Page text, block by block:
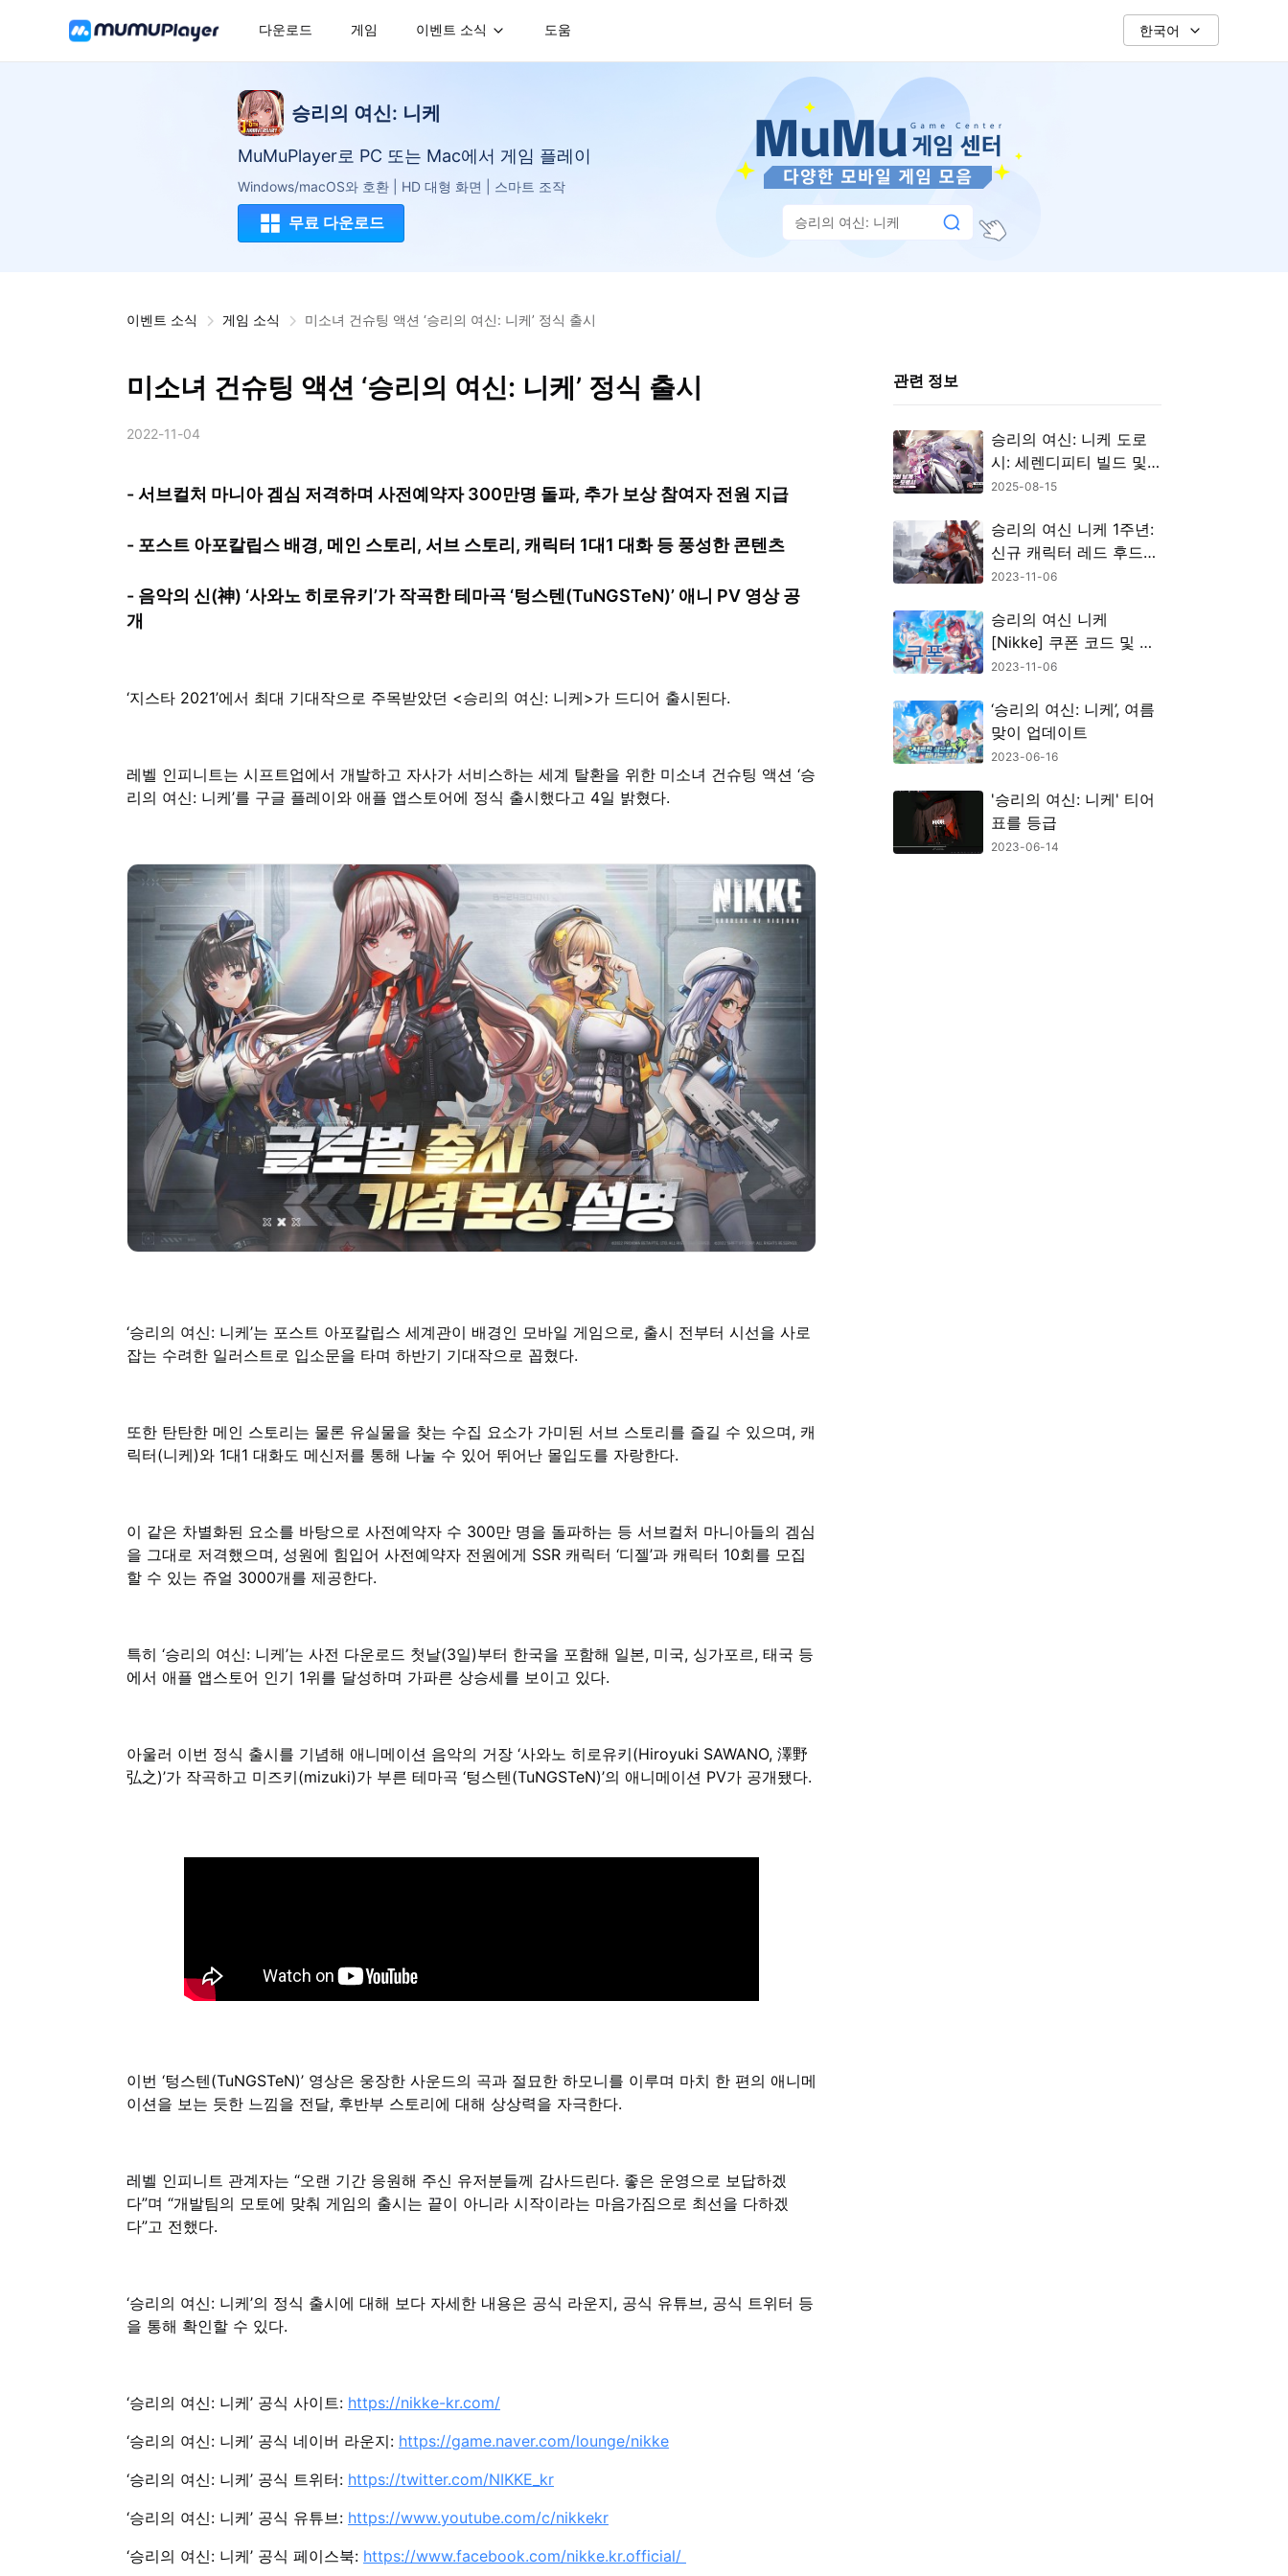
다운로드 게임 이벤트 소식 도움 한국어
승리의 여신: 니케
MuMuPlayer로 PC 또는 Mac에서 게임 플레이
Windows/macOS와 호환 | HD 대형 화면 | 스마트 조작
무료 다운로드 승리의 여신: 니케
이벤트 소식 게임 소식 미소녀 건슈팅 액션 ‘승리의 여신: 니케’ 정식 출시
미소녀 건슈팅 액션 ‘승리의 여신: 니케’ 정식 출시
2022-11-04
- 서브컬처 마니아 겜심 저격하며 사전예약자 300만명 돌파, 추가 보상 참여자 전원 지급
- 포스트 아포칼립스 배경, 메인 스토리, 서브 스토리, 캐릭터 1대1 대화 등 풍성한 콘텐츠
- 음악의 신(神) ‘사와노 히로유키’가 작곡한 테마곡 ‘텅스텐(TuNGSTeN)’ 애니 PV 영상 공
개
‘지스타 2021’에서 최대 기대작으로 주목받았던 <승리의 여신: 니케>가 드디어 출시된다.
레벨 인피니트는 시프트업에서 개발하고 자사가 서비스하는 세계 탈환을 위한 미소녀 건슈팅 액션 ‘승
리의 여신: 니케’를 구글 플레이와 애플 앱스토어에 정식 출시했다고 4일 밝혔다.
‘승리의 여신: 니케’는 포스트 아포칼립스 세계관이 배경인 모바일 게임으로, 출시 전부터 시선을 사로
잡는 수려한 일러스트로 입소문을 타며 하반기 기대작으로 꼽혔다.
또한 탄탄한 메인 스토리는 물론 유실물을 찾는 수집 요소가 가미된 서브 스토리를 즐길 수 있으며, 캐
릭터(니케)와 1대1 대화도 메신저를 통해 나눌 수 있어 뛰어난 몰입도를 자랑한다.
이 같은 차별화된 요소를 바탕으로 사전예약자 수 300만 명을 돌파하는 등 서브컬처 마니아들의 겜심
을 그대로 저격했으며, 성원에 힘입어 사전예약자 전원에게 SSR 캐릭터 ‘디젤’과 캐릭터 10회를 모집
할 수 있는 쥬얼 3000개를 제공한다.
특히 ‘승리의 여신: 니케’는 사전 다운로드 첫날(3일)부터 한국을 포함해 일본, 미국, 싱가포르, 태국 등
에서 애플 앱스토어 인기 1위를 달성하며 가파른 상승세를 보이고 있다.
아울러 이번 정식 출시를 기념해 애니메이션 음악의 거장 ‘사와노 히로유키(Hiroyuki SAWANO, 澤野
弘之)’가 작곡하고 미즈키(mizuki)가 부른 테마곡 ‘텅스텐(TuNGSTeN)’의 애니메이션 PV가 공개됐다.
이번 ‘텅스텐(TuNGSTeN)’ 영상은 웅장한 사운드의 곡과 절묘한 하모니를 이루며 마치 한 편의 애니메
이션을 보는 듯한 느낌을 전달, 후반부 스토리에 대해 상상력을 자극한다.
레벨 인피니트 관계자는 “오랜 기간 응원해 주신 유저분들께 감사드린다. 좋은 운영으로 보답하겠
다”며 “개발팀의 모토에 맞춰 게임의 출시는 끝이 아니라 시작이라는 마음가짐으로 최선을 다하겠
다”고 전했다.
‘승리의 여신: 니케’의 정식 출시에 대해 보다 자세한 내용은 공식 라운지, 공식 유튜브, 공식 트위터 등
을 통해 확인할 수 있다.
‘승리의 여신: 니케’ 공식 사이트: https://nikke-kr.com/
‘승리의 여신: 니케’ 공식 네이버 라운지: https://game.naver.com/lounge/nikke
‘승리의 여신: 니케’ 공식 트위터: https://twitter.com/NIKKE_kr
‘승리의 여신: 니케’ 공식 유튜브: https://www.youtube.com/c/nikkekr
‘승리의 여신: 니케’ 공식 페이스북: https://www.facebook.com/nikke.kr.official/
관련 정보
승리의 여신: 니케 도로
시: 세렌디피티 빌드 및
가이드 – 비를 파멸로 바
2025-08-15
승리의 여신 니케 1주년:
신규 캐릭터 레드 후드
스노우 화이트 성능 추천
2023-11-06
승리의 여신 니케
[Nikke] 쿠폰 코드 및 입
력 방법 (2023년 11월 4
2023-11-06
‘승리의 여신: 니케’, 여름
맞이 업데이트
2023-06-16
'승리의 여신: 니케' 티어
표를 등급
2023-06-14